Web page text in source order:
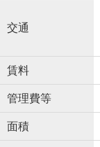
交通
賃料
管理費等
面積